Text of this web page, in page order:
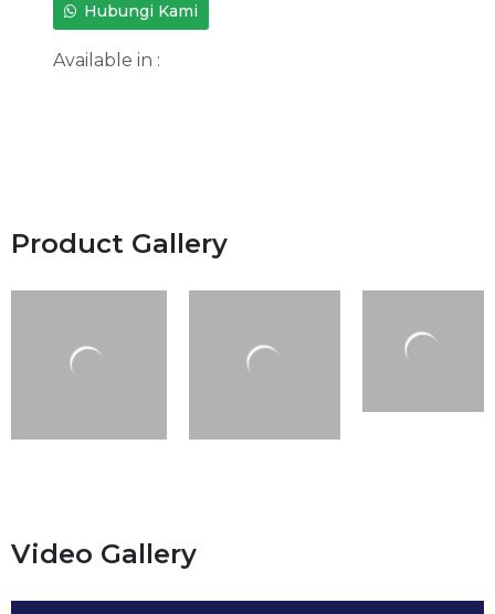
Hubungi Kami
Available in :
Product Gallery
Video Gallery